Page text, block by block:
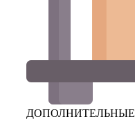
ДОПОЛНИТЕЛЬНЫЕ